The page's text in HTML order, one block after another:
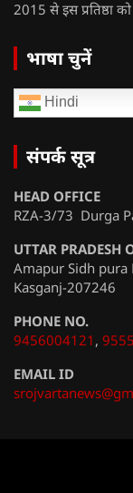
2015 से इस प्रतिष्ठा
भाषा चुनें
Hindi
संपर्क सूत्र
HEAD OFFICE
RZA-3/73 Durga
UTTAR PRADESH
Amapur Sidh pura
Kasganj-207246
PHONE NO.
9456004121 ,
EMAIL ID